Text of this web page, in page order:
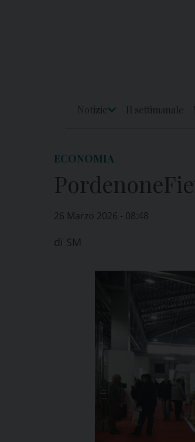
Notizie
Il settimanale
ECONOMIA
26 Marzo 2026 - 08:48
di SM